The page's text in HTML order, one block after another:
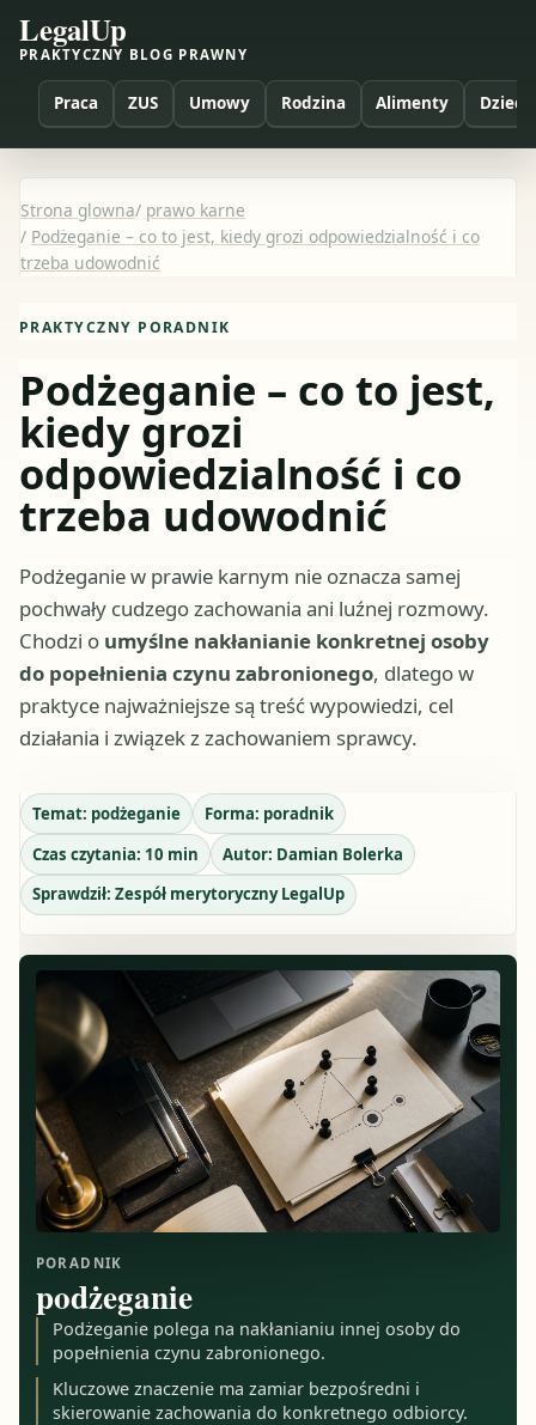
LegalUp
PRAKTYCZNY BLOG PRAWNY
Praca ZUS Umowy Rodzina Alimenty Dzieci
Strona glowna/ prawo karne
/ Podżeganie – co to jest, kiedy grozi odpowiedzialność i co
trzeba udowodnić
PRAKTYCZNY PORADNIK
Podżeganie – co to jest,
kiedy grozi
odpowiedzialność i co
trzeba udowodnić
Podżeganie w prawie karnym nie oznacza samej
pochwały cudzego zachowania ani luźnej rozmowy.
Chodzi o umyślne nakłanianie konkretnej osoby
do popełnienia czynu zabronionego, dlatego w
praktyce najważniejsze są treść wypowiedzi, cel
działania i związek z zachowaniem sprawcy.
Temat: podżeganie Forma: poradnik
Czas czytania: 10 min Autor: Damian Bolerka
Sprawdził: Zespół merytoryczny LegalUp
PORADNIK
podżeganie
Podżeganie polega na nakłanianiu innej osoby do
popełnienia czynu zabronionego.
Kluczowe znaczenie ma zamiar bezpośredni i
skierowanie zachowania do konkretnego odbiorcy.